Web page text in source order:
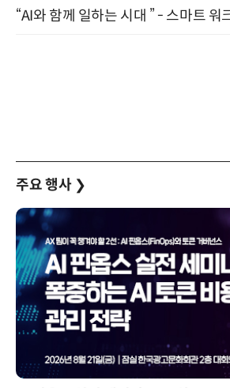
주요 행사 ❯